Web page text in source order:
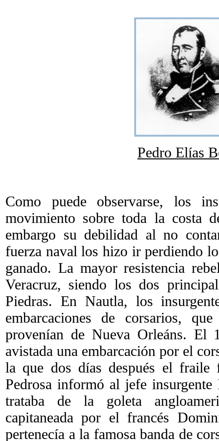
Pedro Elías
Como puede observarse, los
movimiento sobre toda la costa
embargo su debilidad al no
fuerza naval los hizo ir perdiendo
ganado. La mayor resistencia
Veracruz, siendo los dos
Piedras. En Nautla, los
embarcaciones de corsarios,
provenían de Nueva Orleáns.
avistada una embarcación por el
la que dos días después el fraile
Pedrosa informó al jefe
trataba de la goleta
capitaneada por el francés
pertenecía a la famosa banda de